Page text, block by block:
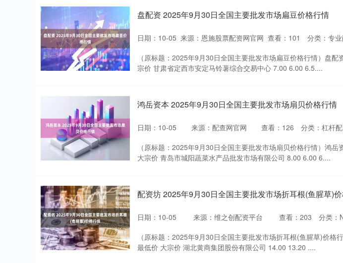
盘配资 2025年9月30日全国主要批发市场扁豆价格行情
日期：10-05 来源：恩施股票配资网官网 查看： 101 分类： 专
（原标题：2025年9月30日全国主要批发市场扁豆价格行情）盘配
宗价 甘肃省定西市安定马铃薯综合交易中心 7.00 6.00 6.5....
鸿岳资本 2025年9月30日全国主要批发市场扇贝价格行情
日期：10-05 来源：配查网官网 查看： 126 分类： 杠杆
（原标题：2025年9月30日全国主要批发市场扇贝价格行情）鸿岳
大宗价 青岛市城阳蔬菜水产品批发市场有限公司 8.00 6.00 6....
配资坊 2025年9月30日全国主要批发市场折耳根(鱼腥草)
日期：10-05 来源：维之创配资平台 查看： 203 分类：
（原标题：2025年9月30日全国主要批发市场折耳根(鱼腥草)价格
最低价 大宗价 湖北黄商集团股份有限公司 14.00 13.20 ....